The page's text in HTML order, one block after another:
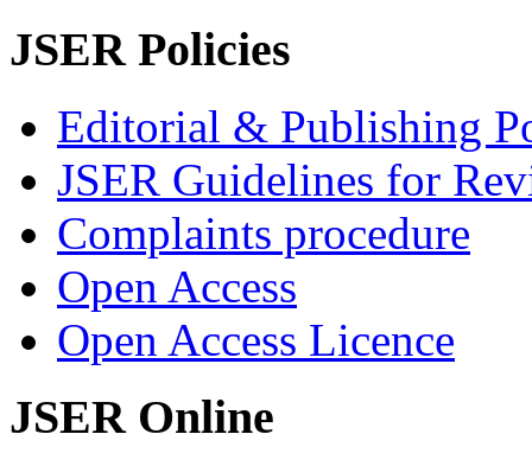
JSER Policies
Editorial & Publishing
JSER Guidelines for
Complaints procedure
Open Access
Open Access Licence
JSER Online